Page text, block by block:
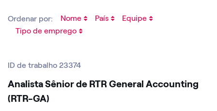
Ordenar por:
ID de trabalho 23374
Analista Sênior de RTR General Accounting
(RTR-GA)